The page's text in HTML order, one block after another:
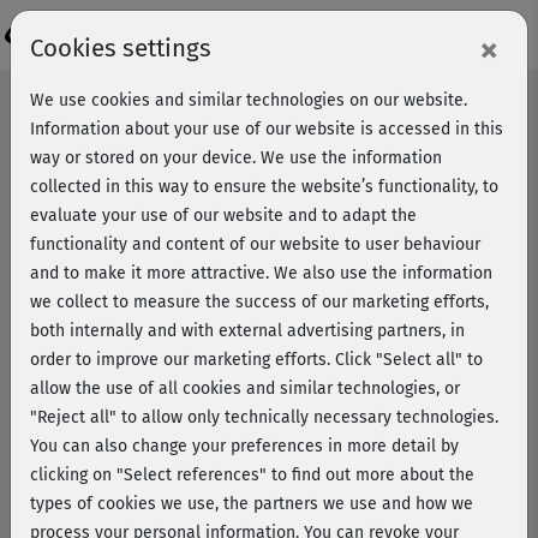
Functional Power Yoga mit
Cookies settings ×
We use cookies and similar technologies on our website.
Information about your use of our website is accessed in this
way or stored on your device. We use the information
collected in this way to ensure the website’s functionality, to
evaluate your use of our website and to adapt the
functionality and content of our website to user behaviour
and to make it more attractive. We also use the information
we collect to measure the success of our marketing efforts,
both internally and with external advertising partners, in
order to improve our marketing efforts. Click "Select all" to
allow the use of all cookies and similar technologies, or
"Reject all" to allow only technically necessary technologies.
You can also change your preferences in more detail by
clicking on "Select references" to find out more about the
types of cookies we use, the partners we use and how we
process your personal information. You can revoke your